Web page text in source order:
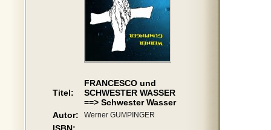
Titel:
FRANCESCO und
SCHWESTER WASSER
==> Schwester Wasser
Autor:
Werner GUMPINGER